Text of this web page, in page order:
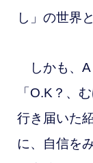
し」の世界
しかも、A
「O.K？、
行き届いた
に、自信を